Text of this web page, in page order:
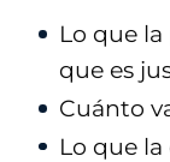
Lo que
que es
Cuánto
Lo que